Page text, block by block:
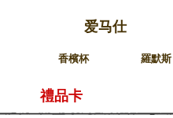
爱马仕
香檳杯 羅默斯
禮品卡